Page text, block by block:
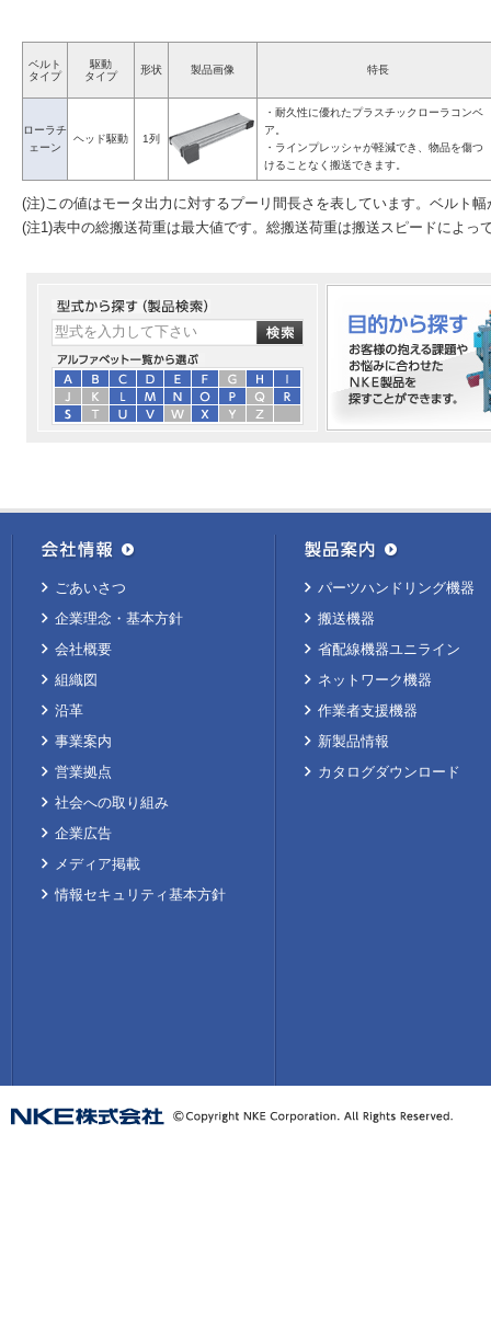
ベルト
タイプ
駆動
タイプ
形状 製品画像 特長
ローラチ
ェーン
ヘッド駆動 1列
・耐久性に優れたプラスチックローラコンベ
ア。
・ラインプレッシャが軽減でき、物品を傷つ
けることなく搬送できます。
(注)この値はモータ出力に対するプーリ間長さを表しています。ベルト
(注1)表中の総搬送荷重は最大値です。総搬送荷重は搬送スピードによっ
ごあいさつ
企業理念・基本方針
会社概要
組織図
沿革
事業案内
営業拠点
社会への取り組み
企業広告
メディア掲載
情報セキュリティ基本方針
パーツハンドリング機器
搬送機器
省配線機器ユニライン
ネットワーク機器
作業者支援機器
新製品情報
カタログダウンロード